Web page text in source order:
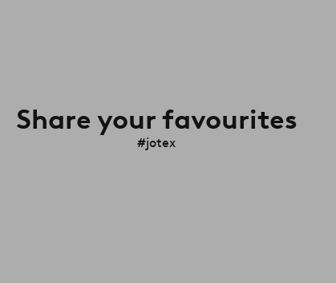
Share your favourites
#jotex